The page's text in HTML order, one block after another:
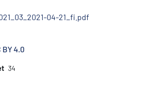
04-21_fi.pdf
BY 4.0
34